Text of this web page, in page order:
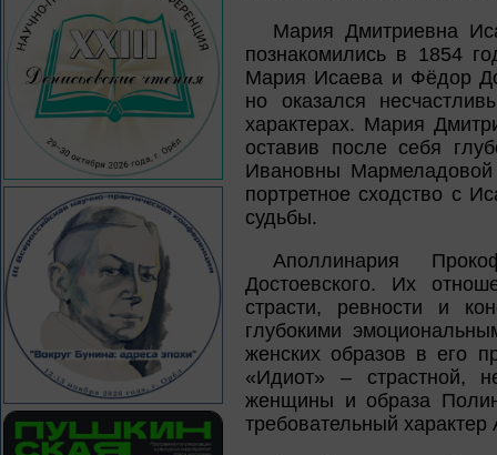
Мария Дмитриевна
познакомились в 1854
Мария Исаева и Фёдор
но оказался
характерах. Мария
оставив после себя
Ивановны
портретное сходство с
судьбы.
Аполлинария
Достоевского. Их
страсти, ревности и
глубокими
женских образов в его
«Идиот» – страстной,
женщины и образа
требовательный